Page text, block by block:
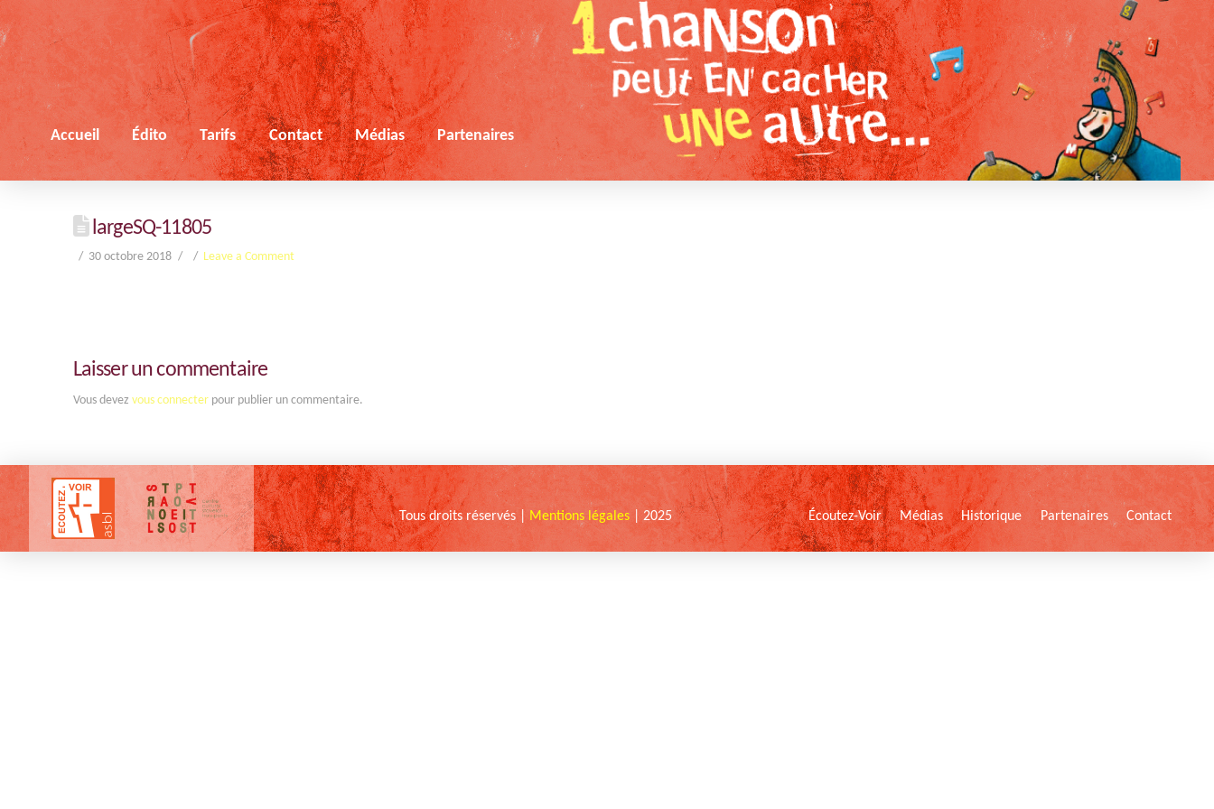
Accueil Édito Tarifs Contact Médias Partenaires
largeSQ-11805
30 octobre 2018 Leave a Comment
Laisser un commentaire
Vous devez vous connecterpour publier un commentaire.
Tous droits réservés | Mentions légales | 2025 Écoutez-Voir Médias Historique Partenaires Contact